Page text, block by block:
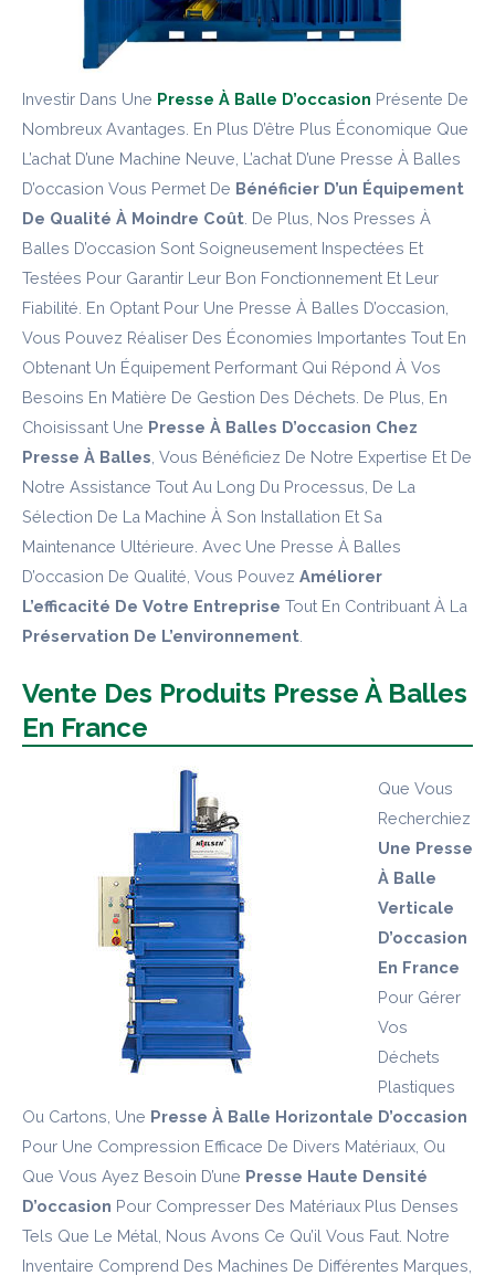
Investir Dans Une Presse À Balle D’occasion Présente De
Nombreux Avantages. En Plus D’être Plus Économique Que
L’achat D’une Machine Neuve, L’achat D’une Presse À Balles
D’occasion Vous Permet De Bénéficier D’un Équipement
De Qualité À Moindre Coût . De Plus, Nos Presses À
Balles D’occasion Sont Soigneusement Inspectées Et
Testées Pour Garantir Leur Bon Fonctionnement Et Leur
Fiabilité. En Optant Pour Une Presse À Balles D’occasion,
Vous Pouvez Réaliser Des Économies Importantes Tout En
Obtenant Un Équipement Performant Qui Répond À Vos
Besoins En Matière De Gestion Des Déchets. De Plus, En
Choisissant Une Presse À Balles D’occasion Chez
Presse À Balles , Vous Bénéficiez De Notre Expertise Et De
Notre Assistance Tout Au Long Du Processus, De La
Sélection De La Machine À Son Installation Et Sa
Maintenance Ultérieure. Avec Une Presse À Balles
D’occasion De Qualité, Vous Pouvez Améliorer
L’efficacité De Votre Entreprise Tout En Contribuant À La
Préservation De L’environnement
Vente Des Produits Presse À Balles
En France
Que Vous
Recherchiez
Une Presse
À Balle
Verticale
D’occasion
En France
Pour Gérer
Vos
Déchets
Plastiques
Ou Cartons, Une Presse À Balle Horizontale D’occasion
Pour Une Compression Efficace De Divers Matériaux, Ou
Que Vous Ayez Besoin D’une Presse Haute Densité
D’occasion Pour Compresser Des Matériaux Plus Denses
Tels Que Le Métal, Nous Avons Ce Qu’il Vous Faut. Notre
Inventaire Comprend Des Machines De Différentes Marques,